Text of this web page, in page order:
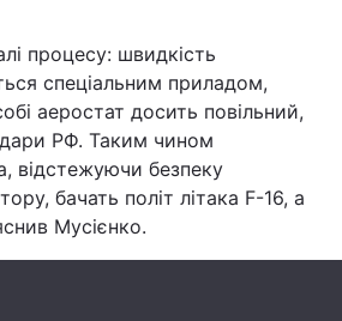
Регіони
Статті
Думки
процесу: швидкість
спеціальним приладом,
аеростат досить повільний,
РФ. Таким чином
відстежуючи безпеку
бачать політ літака F-16, а
Мусієнко.